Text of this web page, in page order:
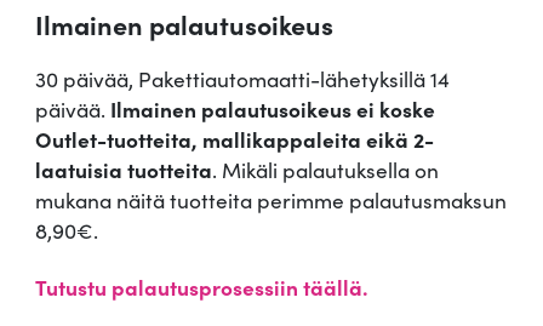
Ilmainen palautusoikeus
30 päivää, Pakettiautomaatti-lähetyksillä 14
päivää. Ilmainen palautusoikeus ei koske
Outlet-tuotteita, mallikappaleita eikä 2-
laatuisia tuotteita. Mikäli palautuksella on
mukana näitä tuotteita perimme palautusmaksun
8,90€.
Tutustu palautusprosessiin täällä.